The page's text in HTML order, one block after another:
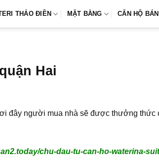
THẢO ĐIỀN MẶT BẰNG CĂN HỘ BÁN
Hai
đây người mua nhà sẽ được thưởng thức
chu-dau-tu-can-ho-waterina-